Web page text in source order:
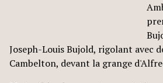
Joseph-Louis Bujold, rigolant avec
Cambelton, devant la grange